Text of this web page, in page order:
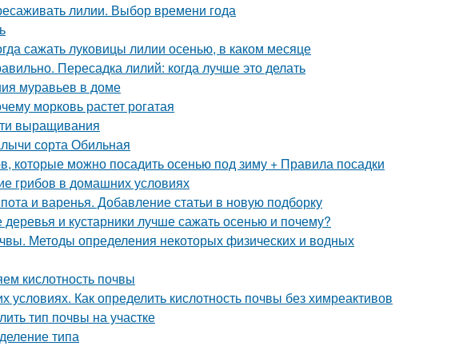
лилии. Выбор времени года
сажать луковицы лилии осенью, в каком месяце
Пересадка лилий: когда лучше это делать
муравьев в доме
морковь растет рогатая
выращивания
сорта Обильная
которые можно посадить осенью под зиму + Правила посадки
грибов в домашних условиях
и варенья. Добавление статьи в новую подборку
и кустарники лучше сажать осенью и почему?
Методы определения некоторых физических и водных
кислотность почвы
Как определить кислотность почвы без химреактивов
тип почвы на участке
типа